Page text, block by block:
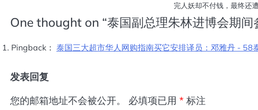
完人妖却不付钱，最终还遭
One thought on “泰国副总理朱林进博会期
Pingback： 泰国三大超市华人网购指南买它安排译员：邓雅丹 - 58
发表回复
您的邮箱地址不会被公开。
必填项已用 * 标注